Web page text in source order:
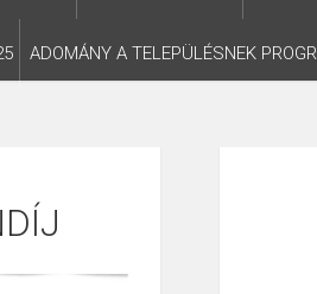
ADOMÁNY A TELEPÜLÉSNEK